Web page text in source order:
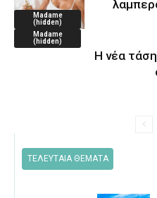
Madame
(hidden)
Madame
(hidden)
Η νέα τάση
ΤΕΛΕΥΤΑΙΑ ΘΕΜΑΤΑ